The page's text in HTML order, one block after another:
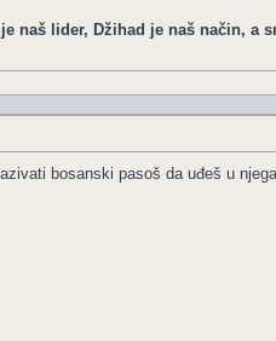
naš lider, Džihad je naš način, a
bosanski pasoš da uđeš u